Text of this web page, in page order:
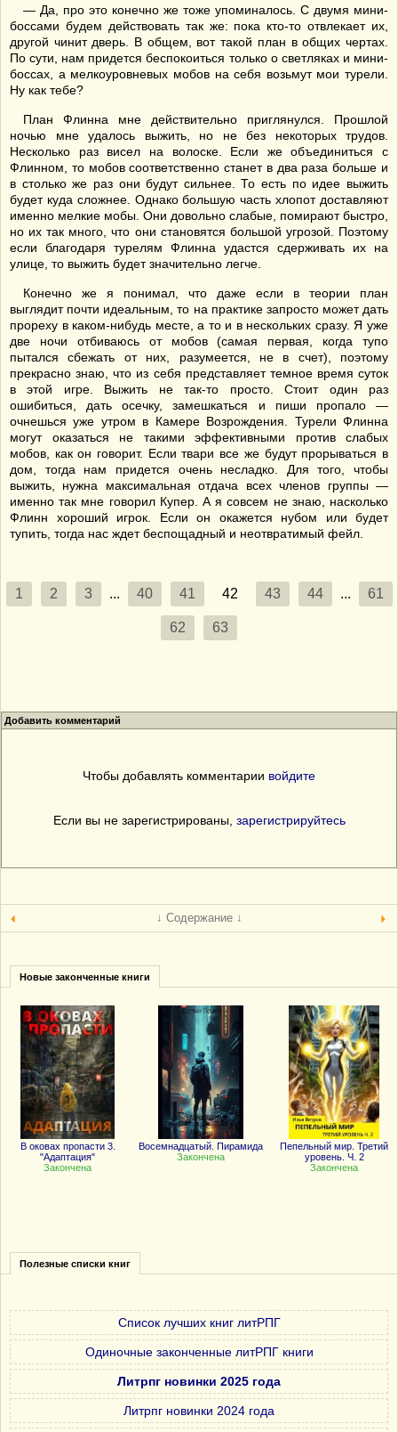
— Да, про это конечно же тоже упоминалось. С двумя мини-
боссами будем действовать так же: пока кто-то отвлекает их,
другой чинит дверь. В общем, вот такой план в общих чертах.
По сути, нам придется беспокоиться только о светляках и мини-
боссах, а мелкоуровневых мобов на себя возьмут мои турели.
Ну как тебе?
План Флинна мне действительно приглянулся. Прошлой
ночью мне удалось выжить, но не без некоторых трудов.
Несколько раз висел на волоске. Если же объединиться с
Флинном, то мобов соответственно станет в два раза больше и
в столько же раз они будут сильнее. То есть по идее выжить
будет куда сложнее. Однако большую часть хлопот доставляют
именно мелкие мобы. Они довольно слабые, помирают быстро,
но их так много, что они становятся большой угрозой. Поэтому
если благодаря турелям Флинна удастся сдерживать их на
улице, то выжить будет значительно легче.
Конечно же я понимал, что даже если в теории план
выглядит почти идеальным, то на практике запросто может дать
прореху в каком-нибудь месте, а то и в нескольких сразу. Я уже
две ночи отбиваюсь от мобов (самая первая, когда тупо
пытался сбежать от них, разумеется, не в счет), поэтому
прекрасно знаю, что из себя представляет темное время суток
в этой игре. Выжить не так-то просто. Стоит один раз
ошибиться, дать осечку, замешкаться и пиши пропало —
очнешься уже утром в Камере Возрождения. Турели Флинна
могут оказаться не такими эффективными против слабых
мобов, как он говорит. Если твари все же будут прорываться в
дом, тогда нам придется очень несладко. Для того, чтобы
выжить, нужна максимальная отдача всех членов группы —
именно так мне говорил Купер. А я совсем не знаю, насколько
Флинн хороший игрок. Если он окажется нубом или будет
тупить, тогда нас ждет беспощадный и неотвратимый фейл.
1 2 3 ... 40 41 42 43 44 ... 61
62 63
Добавить комментарий
Чтобы добавлять комментарии войдите
Если вы не зарегистрированы, зарегистрируйтесь
↓ Содержание ↓
Новые законченные книги
В оковах пропасти 3.
"Адаптация"
Закончена
Восемнадцатый. Пирамида
Закончена
Пепельный мир. Третий
уровень. Ч. 2
Закончена
Полезные списки книг
Список лучших книг литРПГ
Одиночные законченные литРПГ книги
Литрпг новинки 2025 года
Литрпг новинки 2024 года